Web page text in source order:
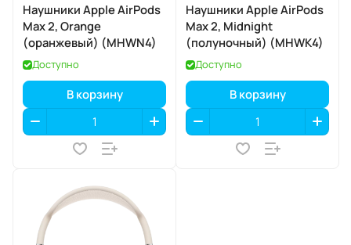
Наушники Apple AirPods
Max 2, Orange
(оранжевый) (MHWN4)
Доступно
В корзину
Наушники Apple AirPods
Max 2, Midnight
(полуночный) (MHWK4)
Доступно
В корзину